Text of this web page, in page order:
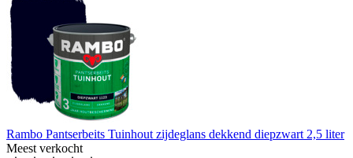
Rambo Pantserbeits Tuinhout zijdeglans dekkend diepzwart 2,5 liter
Meest verkocht